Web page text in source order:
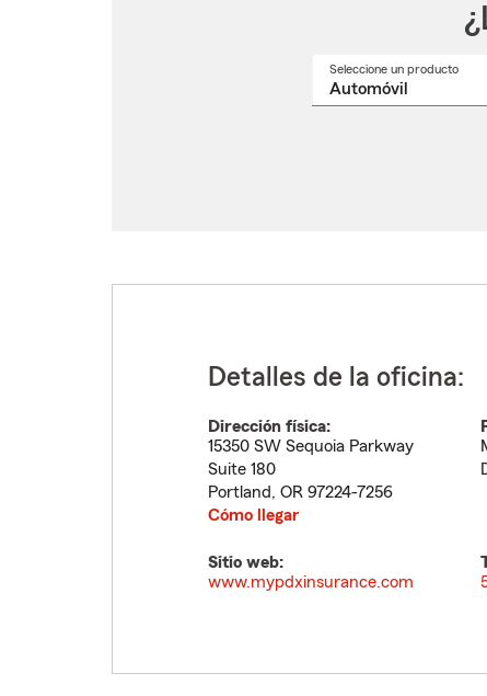
Seleccione un producto
Detalles de la oficina:
Dirección física:
15350 SW Sequoia Parkway
Suite 180
Portland, OR 97224-7256
Cómo llegar
Sitio web:
www.mypdxinsurance.com